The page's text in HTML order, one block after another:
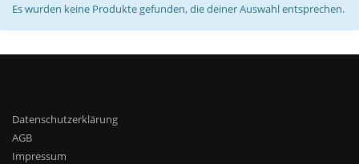
Es wurden keine Produkte gefunden, die deiner Auswahl entsprechen.
Datenschutzerklärung
AGB
Impressum